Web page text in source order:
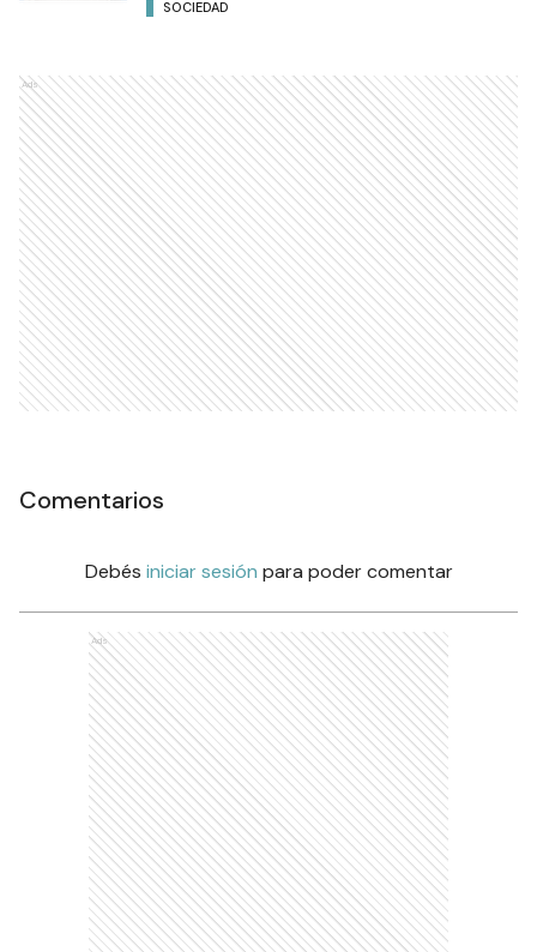
SOCIEDAD
Ads
Comentarios
Debés iniciar sesión para poder comentar
Ads